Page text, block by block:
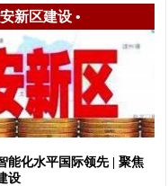
新区建设•
能化水平国际领先 | 聚焦
设